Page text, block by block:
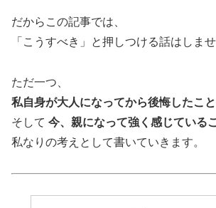
だからこの記事では、
「こうすべき」と押しつける話はしませ
ただ一つ、
私自身が大人になってから後悔したこと
そして 今、親になって強く感じている
私なりの考えとして書いていきます。